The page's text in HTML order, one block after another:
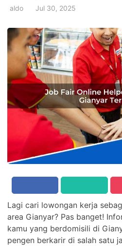
aldo Jul 30, 2025
Lagi cari lowongan kerja
area Gianyar? Pas banget!
kamu yang berdomisili di
pengen berkarir di salah satu